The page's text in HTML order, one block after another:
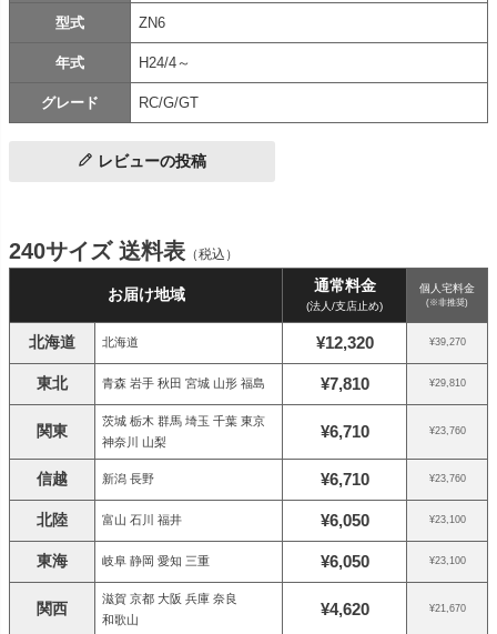
型式 ZN6
年式 H24/4～
グレード RC/G/GT
レビューの投稿
240サイズ 送料表 （税込）
お届け地域 通常料金
(法人/支店止め)
個人宅料金
(※非推奨)
北海道 北海道 ¥12,320 ¥39,270
東北 青森 岩手 秋田 宮城 山形 福島 ¥7,810 ¥29,810
関東
茨城 栃木 群馬 埼玉 千葉 東京
神奈川 山梨
¥6,710 ¥23,760
信越 新潟 長野 ¥6,710 ¥23,760
北陸 富山 石川 福井 ¥6,050 ¥23,100
東海 岐阜 静岡 愛知 三重 ¥6,050 ¥23,100
関西
滋賀 京都 大阪 兵庫 奈良
和歌山
¥4,620 ¥21,670